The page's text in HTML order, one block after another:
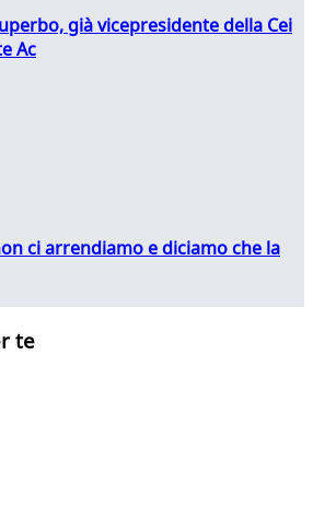
già vicepresidente della Cei
Ac
ci arrendiamo e diciamo che la
te